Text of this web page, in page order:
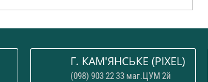
Г. КАМ'ЯНСЬКЕ (PIXEL)
(098) 903 22 33 маг.ЦУМ 2й